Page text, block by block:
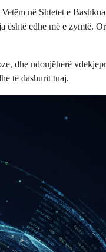
në Shtetet e
është edhe më e zymtë.
dhe ndonjëherë
të dashurit tuaj.